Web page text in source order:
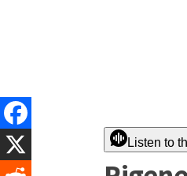
Listen to